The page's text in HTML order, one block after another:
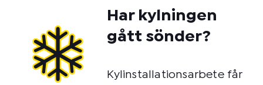
Har kylningen
gått sönder?
Kylinstallationsarbete får